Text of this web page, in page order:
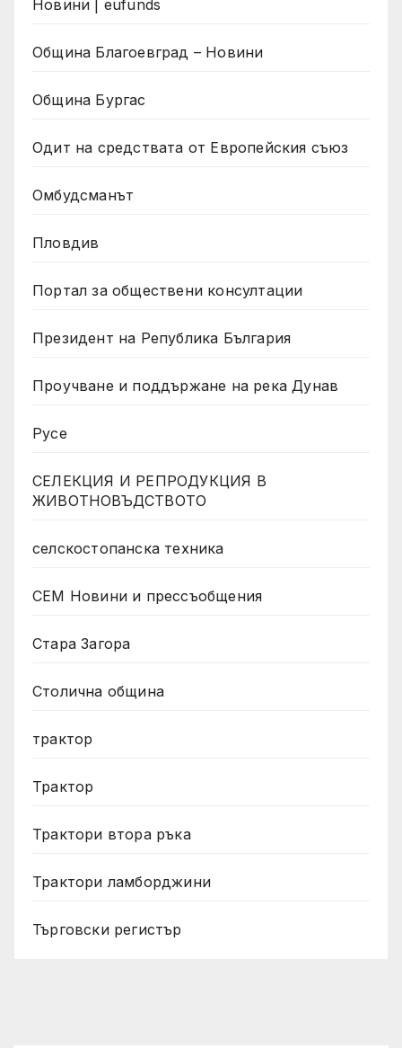
Новини | eufunds
Община Благоевград – Новини
Община Бургас
Одит на средствата от Европейския съюз
Омбудсманът
Пловдив
Портал за обществени консултации
Президент на Република България
Проучване и поддържане на река Дунав
Русе
СЕЛЕКЦИЯ И РЕПРОДУКЦИЯ В
ЖИВОТНОВЪДСТВОТО
селскостопанска техника
СЕМ Новини и прессъобщения
Стара Загора
Столична община
трактор
Трактор
Трактори втора ръка
Трактори ламборджини
Търговски регистър